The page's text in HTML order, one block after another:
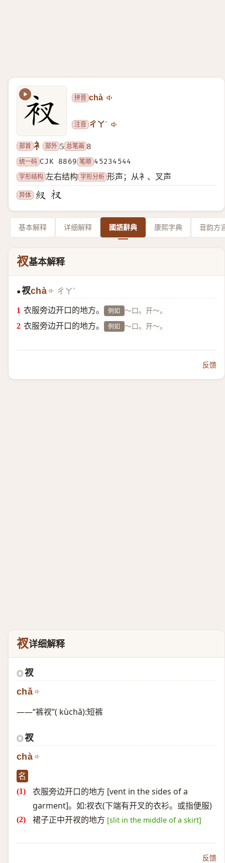
拼音 chà
注音 ㄔㄚˋ
部首 衤 部外 5 总笔画 8
统一码 CJK 8869 笔顺 45234544
字形结构 左右结构 字形分析 形声；从衤、叉声
异体
基本解释 详细解释 國語辭典 康熙字典 音韵方
衩基本解释
●衩chà ㄔㄚˋ
衣服旁边开口的地方。 例如 ～口。开～。
衣服旁边开口的地方。 例如 ～口。开～。
反馈
衩详细解释
◎ 衩
chǎ
——“裤衩”( kùchǎ):短裤
◎ 衩
chà
名
衣服旁边开口的地方 [vent in the sides of a
garment]。如:衩衣(下端有开叉的衣衫。或指便服)
裙子正中开衩的地方 [slit in the middle of a skirt]
反馈